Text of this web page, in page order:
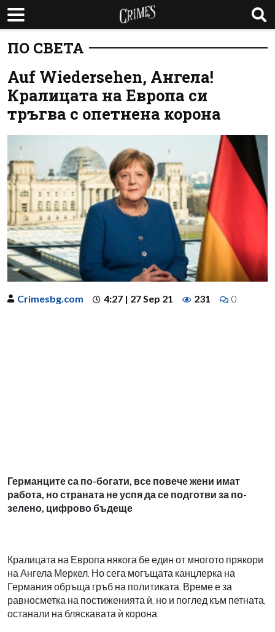
ПО СВЕТА
Auf Wiedersehen, Ангела!
Кралицата на Европа си
тръгва с опетнена корона
Crimesbg.com 4:27 | 27 Sep 21 231 0
Германците са по-богати, все повече жени имат
работа, но страната не успя да се подготви за по-
зелено, цифрово бъдеще
Кралицата на Европа някога бе един от многото прякори
на Ангела Меркел. Но сега могъщата канцлерка на
Германия обръща гръб на политиката. Време е за
равносметка на постиженията ѝ, но и поглед към петната,
останали на бляскавата ѝ корона.